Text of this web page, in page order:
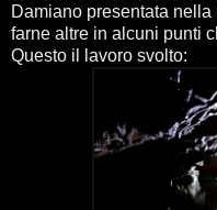
Damiano presentata
farne altre in alcuni punti
Questo il lavoro svolto: